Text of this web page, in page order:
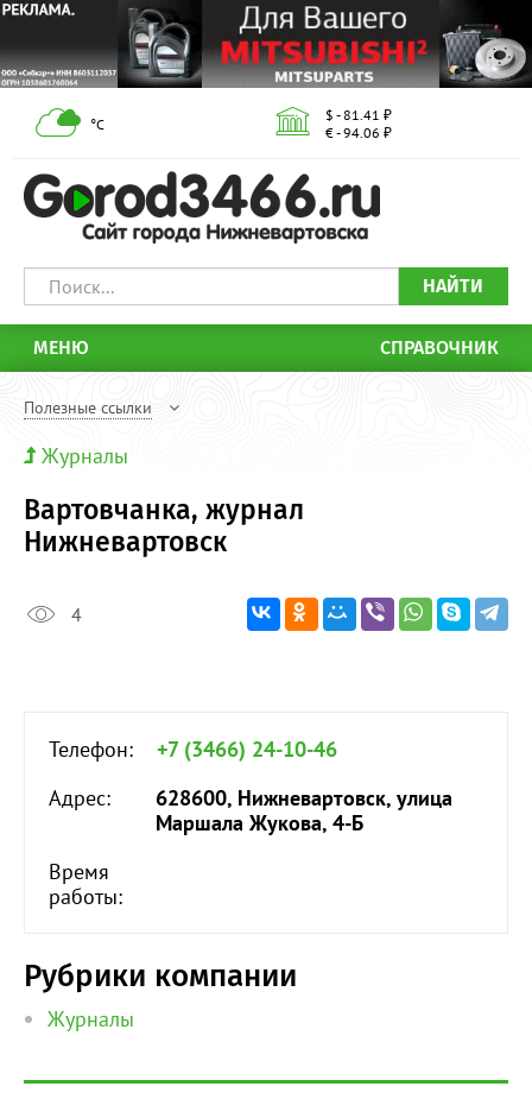
°С
$ - 81.41 ₽
€ - 94.06 ₽
НАЙТИ
МЕНЮ СПРАВОЧНИК
Полезные ссылки
Журналы
Вартовчанка, журнал
Нижневартовск
4
Телефон:
+7 (3466) 24-10-46
Адрес:
628600, Нижневартовск, улица
Маршала Жукова, 4-Б
Время
работы:
Рубрики компании
Журналы